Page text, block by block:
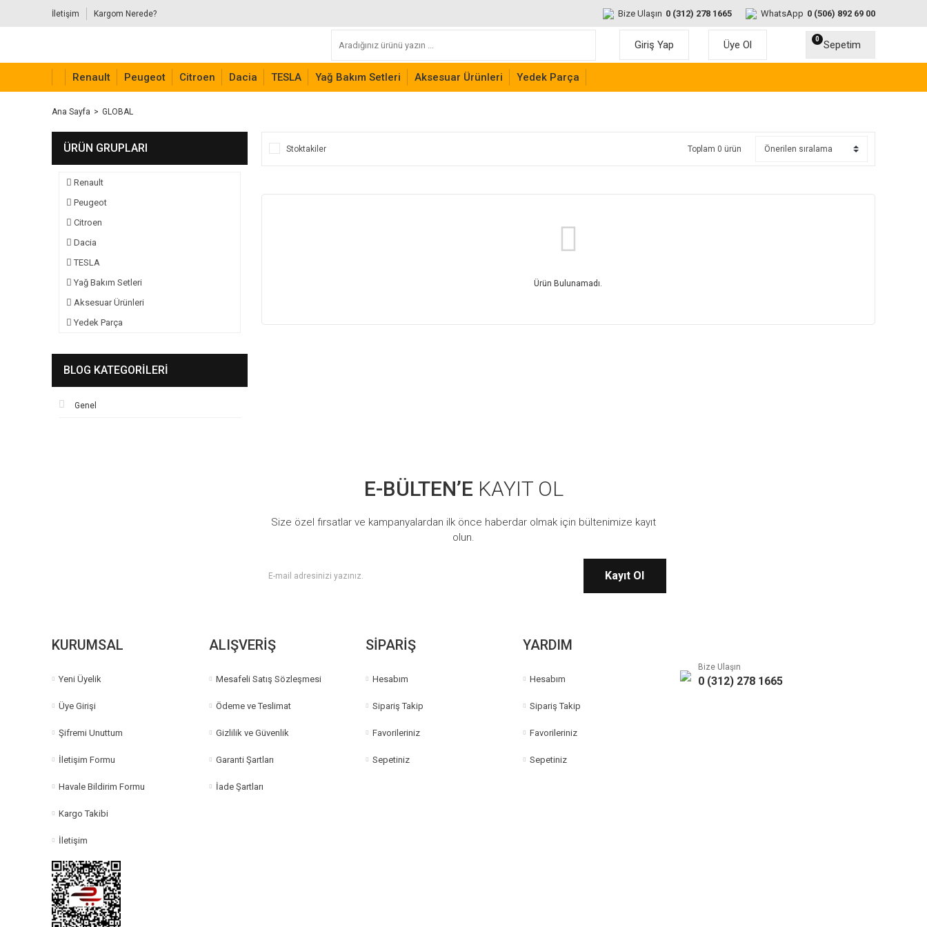
İletişim Kargom Nerede? Bize Ulaşın 0 (312) 278 1665 WhatsApp 0 (506) 892 69 00
Giriş Yap Üye Ol 0 Sepetim
Renault Peugeot Citroen Dacia TESLA Yağ Bakım Setleri Aksesuar Ürünleri Yedek Parça
Ana Sayfa GLOBAL
ÜRÜN GRUPLARI
Renault
Peugeot
Citroen
Dacia
TESLA
Yağ Bakım Setleri
Aksesuar Ürünleri
Yedek Parça
BLOG KATEGORILERI
Genel
Stoktakiler Toplam 0 ürün
Ürün Bulunamadı.
E-BÜLTEN’E KAYIT OL
Size özel fırsatlar ve kampanyalardan ilk önce haberdar olmak için bültenimize kayıt
olun.
Kayıt Ol
KURUMSAL
Yeni Üyelik
Üye Girişi
Şifremi Unuttum
İletişim Formu
Havale Bildirim Formu
Kargo Takibi
İletişim
ALIŞVERİŞ
Mesafeli Satış Sözleşmesi
Ödeme ve Teslimat
Gizlilik ve Güvenlik
Garanti Şartları
İade Şartları
SİPARİŞ
Hesabım
Sipariş Takip
Favorileriniz
Sepetiniz
YARDIM
Hesabım
Sipariş Takip
Favorileriniz
Sepetiniz
Bize Ulaşın
0 (312) 278 1665